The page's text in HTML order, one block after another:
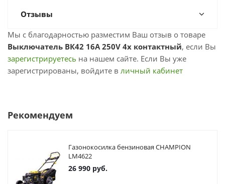
Отзывы
Мы с благодарностью разместим Ваш отзыв о товаре
Выключатель ВК42 16А 250V 4x контактный, если Вы
зарегистрируетесь на нашем сайте. Если Вы уже
зарегистрированы, войдите в личный кабинет
Рекомендуем
Газонокосилка бензиновая CHAMPION
LM4622
26 990 руб.